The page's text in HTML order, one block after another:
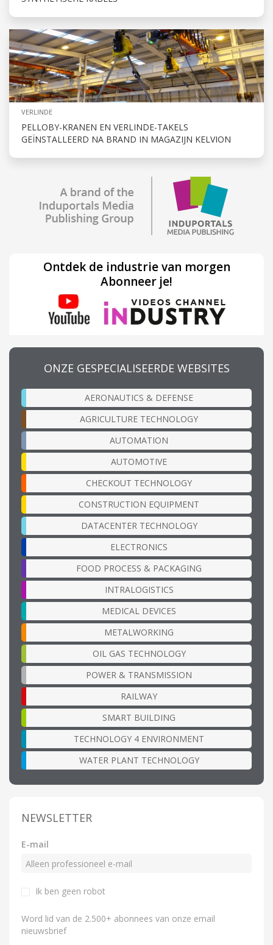
VERLINDE
PELLOBY-KRANEN EN VERLINDE-TAKELS
GEÏNSTALLEERD NA BRAND IN MAGAZIJN KELVION
Ontdek de industrie van morgen
Abonneer je!
ONZE GESPECIALISEERDE WEBSITES
AERONAUTICS & DEFENSE
AGRICULTURE TECHNOLOGY
AUTOMATION
AUTOMOTIVE
CHECKOUT TECHNOLOGY
CONSTRUCTION EQUIPMENT
DATACENTER TECHNOLOGY
ELECTRONICS
FOOD PROCESS & PACKAGING
INTRALOGISTICS
MEDICAL DEVICES
METALWORKING
OIL GAS TECHNOLOGY
POWER & TRANSMISSION
RAILWAY
SMART BUILDING
TECHNOLOGY 4 ENVIRONMENT
WATER PLANT TECHNOLOGY
NEWSLETTER
E-mail
Ik ben geen robot
Word lid van de 2.500+ abonnees van onze email
nieuwsbrief